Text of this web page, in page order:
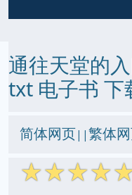
通往天堂的
txt 电子书 下
简体网页||繁体
☆☆☆☆